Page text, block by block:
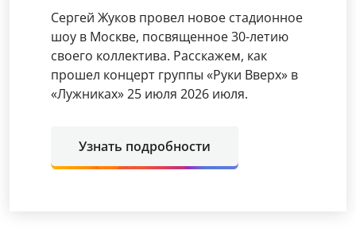
Сергей Жуков провел новое стадионное
шоу в Москве, посвященное 30-летию
своего коллектива. Расскажем, как
прошел концерт группы «Руки Вверх» в
«Лужниках» 25 июля 2026 июля.
Узнать подробности